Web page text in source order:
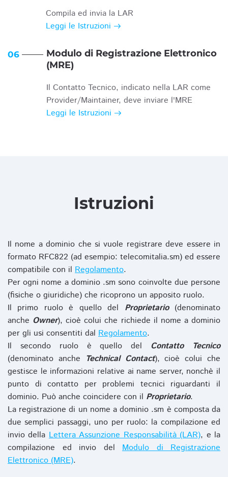
Compila ed invia la LAR
Leggi le Istruzioni
06
Modulo di Registrazione Elettronico
(MRE)
Il Contatto Tecnico, indicato nella LAR come
Provider/Maintainer, deve inviare l'MRE
Leggi le Istruzioni
Istruzioni
Il nome a dominio che si vuole registrare deve essere in
formato RFC822 (ad esempio: telecomitalia.sm) ed essere
compatibile con il Regolamento.
Per ogni nome a dominio .sm sono coinvolte due persone
(fisiche o giuridiche) che ricoprono un apposito ruolo.
Il primo ruolo è quello del Proprietario(denominato
anche Owner), cioè colui che richiede il nome a dominio
per gli usi consentiti dal Regolamento.
Il secondo ruolo è quello del Contatto Tecnico
(denominato anche Technical Contact), cioè colui che
gestisce le informazioni relative ai name server, nonchè il
punto di contatto per problemi tecnici riguardanti il
dominio. Può anche coincidere con il Proprietario.
La registrazione di un nome a dominio .sm è composta da
due semplici passaggi, uno per ruolo: la compilazione ed
invio dellaLettera Assunzione Responsabilità (LAR), e la
compilazione ed invio del Modulo di Registrazione
Elettronico (MRE).